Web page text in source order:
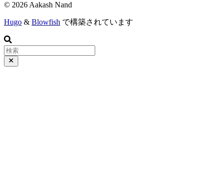
© 2026 Aakash Nand
Hugo & Blowfish で構築されています